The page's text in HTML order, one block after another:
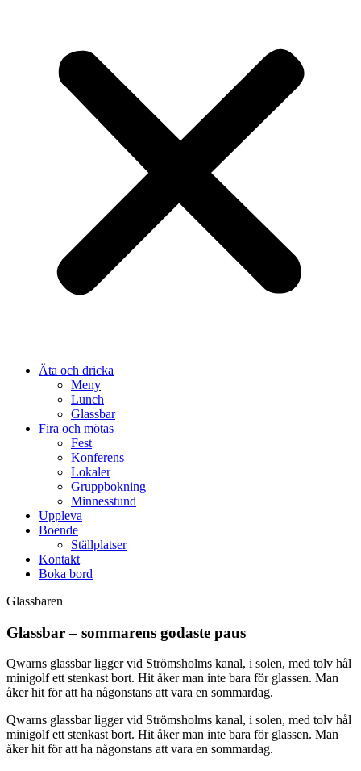
Äta och dricka
Meny
Lunch
Glassbar
Fira och mötas
Fest
Konferens
Lokaler
Gruppbokning
Minnesstund
Uppleva
Boende
Ställplatser
Kontakt
Boka bord
Glassbaren
Glassbar – sommarens godaste paus
Qwarns glassbar ligger vid Strömsholms kanal, i solen, med tolv hål
minigolf ett stenkast bort. Hit åker man inte bara för glassen. Man
åker hit för att ha någonstans att vara en sommardag.
Qwarns glassbar ligger vid Strömsholms kanal, i solen, med tolv hål
minigolf ett stenkast bort. Hit åker man inte bara för glassen. Man
åker hit för att ha någonstans att vara en sommardag.